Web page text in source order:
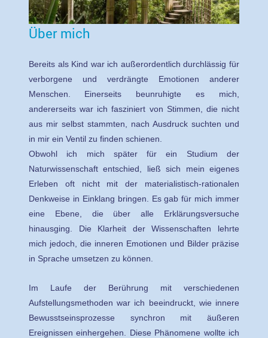
Über mich
Bereits als Kind war ich außerordentlich durchlässig für
verborgene und verdrängte Emotionen anderer
Menschen.
Einerseits beunruhigte es mich,
andererseits war ich fasziniert von Stimmen, die nicht
aus mir selbst stammten, nach Ausdruck suchten und
in mir ein Ventil zu finden schienen.
Obwohl ich mich später für ein Studium der
Naturwissenschaft entschied, ließ sich mein eigenes
Erleben oft nicht mit der materialistisch-rationalen
Denkweise in Einklang bringen. Es gab für mich immer
eine Ebene, die über alle Erklärungsversuche
hinausging. Die Klarheit der Wissenschaften lehrte
mich jedoch, die inneren Emotionen und Bilder präzise
in Sprache umsetzen zu können.
Im Laufe der Berührung mit verschiedenen
Aufstellungsmethoden war ich beeindruckt, wie innere
Bewusstseinsprozesse synchron mit äußeren
Ereignissen einhergehen. Diese Phänomene wollte ich